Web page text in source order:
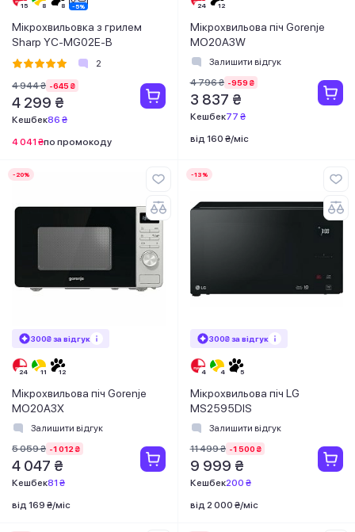
Мікрохвильовка з грилем
Sharp YC-MG02E-B
2
4 944 ₴ -645 ₴
4 299 ₴
Кешбек86 ₴
4 041 ₴по промокоду
Мікрохвильова піч Gorenje
MO20A3W
Залишити відгук
4 796 ₴ -959 ₴
3 837 ₴
Кешбек77 ₴
від 160 ₴/міс
-20%
300₴ за відгук
Мікрохвильова піч Gorenje
MO20A3X
Залишити відгук
5 059 ₴ -1 012 ₴
4 047 ₴
Кешбек81 ₴
від 169 ₴/міс
-13%
300₴ за відгук
Мікрохвильова піч LG
MS2595DIS
Залишити відгук
11 499 ₴ -1 500 ₴
9 999 ₴
Кешбек200 ₴
від 2 000 ₴/міс